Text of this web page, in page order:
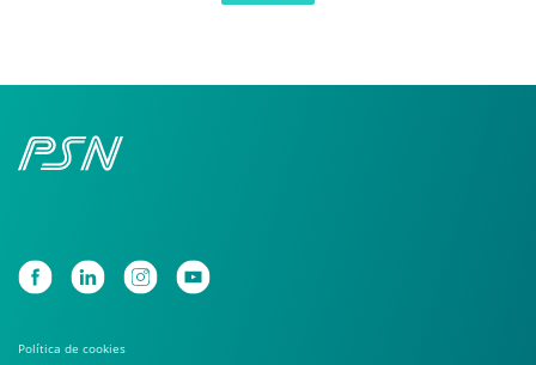
Política de cookies